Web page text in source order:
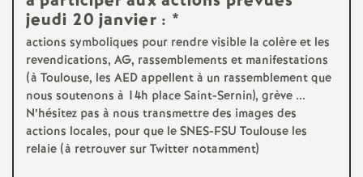
m
e
n
jeudi 20 janvier : *
actions symboliques pour rendre visible la colère et les
revendications, AG, rassemblements et manifestations
(à Toulouse, les AED appellent à un rassemblement que
nous soutenons à 14h place Saint-Sernin), grève ...
N’hésitez pas à nous transmettre des images des
actions locales, pour que le SNES-FSU Toulouse les
relaie (à retrouver sur Twitter notamment)